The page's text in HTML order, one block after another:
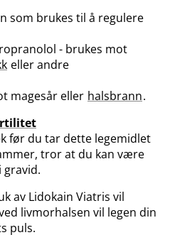
som brukes til å regulere
- brukes mot
eller andre
magesår eller halsbrann.
før du tar dette legemidlet
tror at du kan være
gravid.
av Lidokain Viatris vil
livmorhalsen vil legen din
puls.